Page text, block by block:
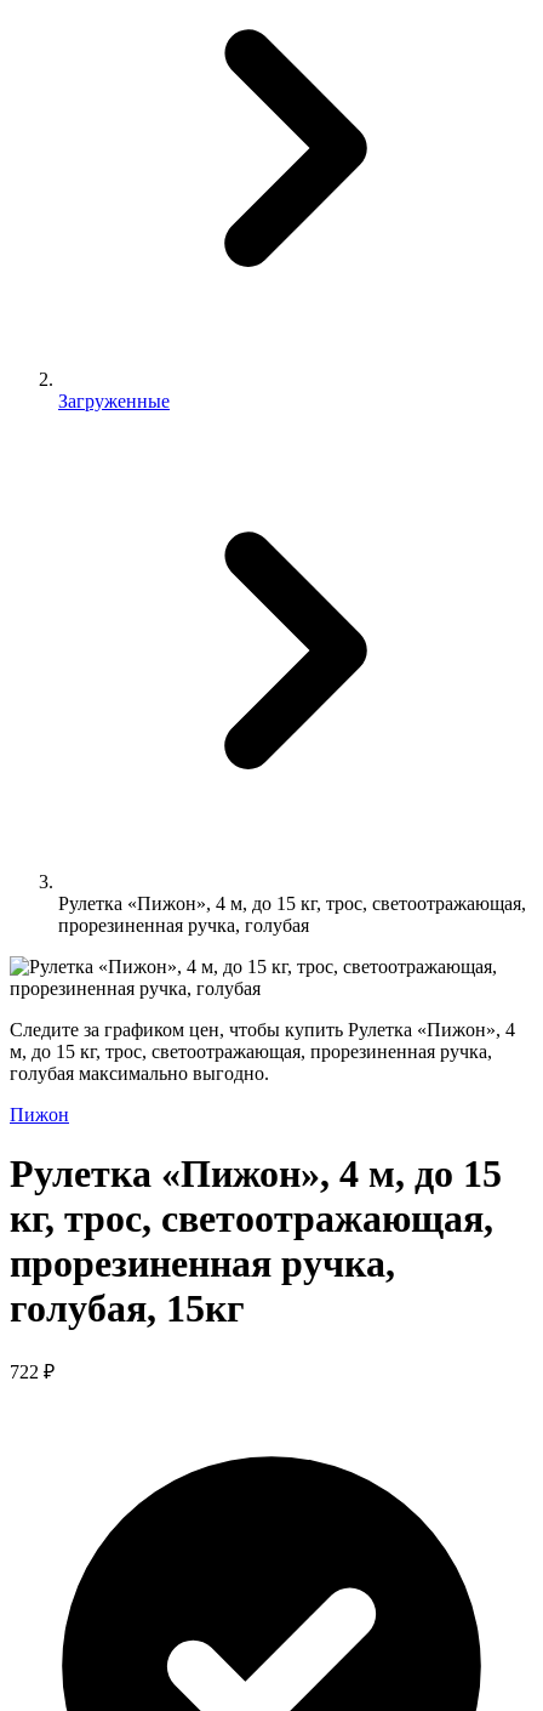
Загруженные
Рулетка «Пижон», 4 м, до 15 кг, трос, светоотражающая,
прорезиненная ручка, голубая
Следите за графиком цен, чтобы купить Рулетка «Пижон», 4
м, до 15 кг, трос, светоотражающая, прорезиненная ручка,
голубая максимально выгодно.
Пижон
Рулетка «Пижон», 4 м, до 15
кг, трос, светоотражающая,
прорезиненная ручка,
голубая, 15кг
722 ₽